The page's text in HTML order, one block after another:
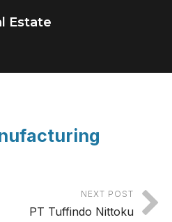
Estate
NEXT POST
PT Tuffindo Nittoku